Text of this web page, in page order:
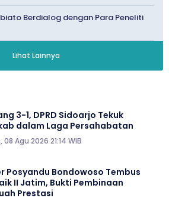
Berdialog dengan Para Peneliti
Lihat Lainnya
3-1, DPRD Sidoarjo Tekuk
dalam Laga Persahabatan
08 Agu 2026 21:14 WIB
Posyandu Bondowoso Tembus
II Jatim, Bukti Pembinaan
Prestasi